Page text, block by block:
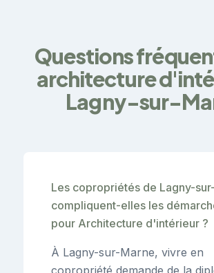
Questions
architecture
Lagny-sur-
Les copropriétés de Lagny-
compliquent-elles les
pour Architecture d'intérieur ?
À Lagny-sur-Marne, vivre en
copropriété demande de la